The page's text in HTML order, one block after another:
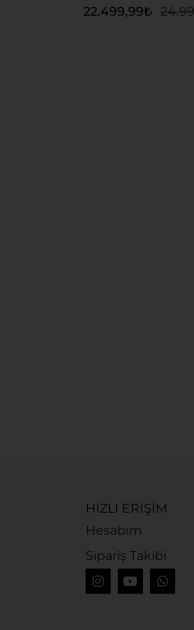
22.499,99₺
HIZLI ERİŞİM
Hesabım
Sipariş Takibi